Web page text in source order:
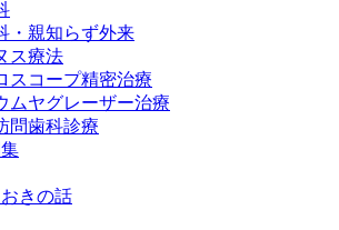
・親知らず外来
ス療法
スコープ精密治療
ムヤグレーザー治療
問歯科診療
きの話